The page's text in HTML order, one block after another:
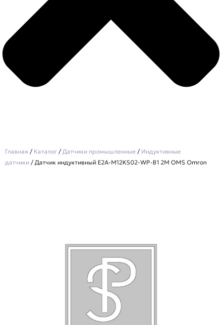
Главная / Каталог /Датчики промышленные / Индуктивные
датчики / Датчик индуктивный E2A-M12KS02-WP-B1 2M OMS Omron